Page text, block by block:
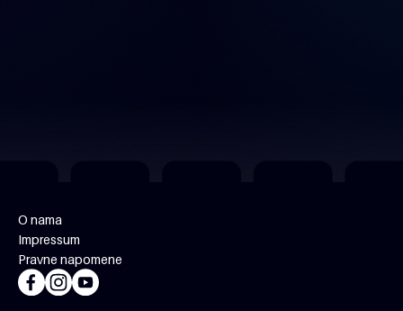
O nama
Impressum
Pravne napomene